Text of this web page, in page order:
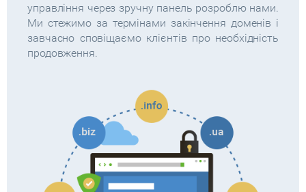
управління через зручну панель розроблю нами.
Ми стежимо за термінами закінчення доменів і
завчасно сповіщаємо клієнтів про необхідність
продовження.